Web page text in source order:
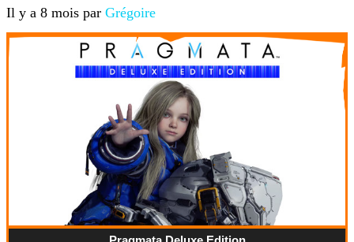
Il y a 8 mois par Grégoire